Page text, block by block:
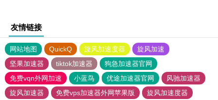
友情链接
网站地图 QuickQ 旋风加速度器
旋风加速
坚果加速器
tiktok加速器
狗急加速器官网
免费vqn外网加速
小蓝鸟 优途加速器官网
风驰加速器
旋风加速器
免费vps加速器外网苹果版
旋风加速度器